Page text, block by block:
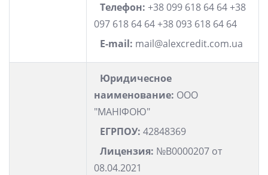
Телефон: +38 099 618 64 64 +38
097 618 64 64 +38 093 618 64 64
E-mail: mail@alexcredit.com.ua
Юридичесное
наименование: ООО
"МАНІФОЮ"
ЕГРПОУ: 42848369
Лицензия: №В0000207 от
08.04.2021